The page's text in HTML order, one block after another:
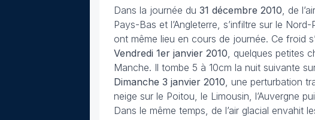
Dans la journée du 31 décembre 2010, de
Pays-Bas et l’Angleterre, s’infiltre sur le
ont même lieu en cours de journée. Ce froid
Vendredi 1er janvier 2010, quelques petites
Manche. Il tombe 5 à 10cm la nuit suivante
Dimanche 3 janvier 2010, une perturbation
neige sur le Poitou, le Limousin, l’Auvergne
Dans le même temps, de l’air glacial envahit